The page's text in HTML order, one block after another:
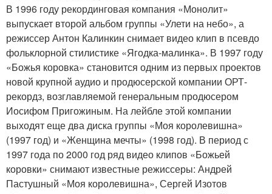
В 1996 году рекординговая компания «Монолит»
выпускает второй альбом группы «Улети на небо», а
режиссер Антон Калинкин снимает видео клип в псевдо
фольклорной стилистике «Ягодка-малинка». В 1997 году
«Божья коровка» становится одним из первых проектов
новой крупной аудио и продюсерской компании ОРТ-
рекордз, возглавляемой генеральным продюсером
Иосифом Пригожиным. На лейбле этой компании
выходят еще два диска группы «Моя королевишна»
(1997 год) и «Женщина мечты» (1998 год). В период с
1997 года по 2000 год ряд видео клипов «Божьей
коровки» снимают известные режиссеры: Андрей
Пастушный «Моя королевишна», Сергей Изотов